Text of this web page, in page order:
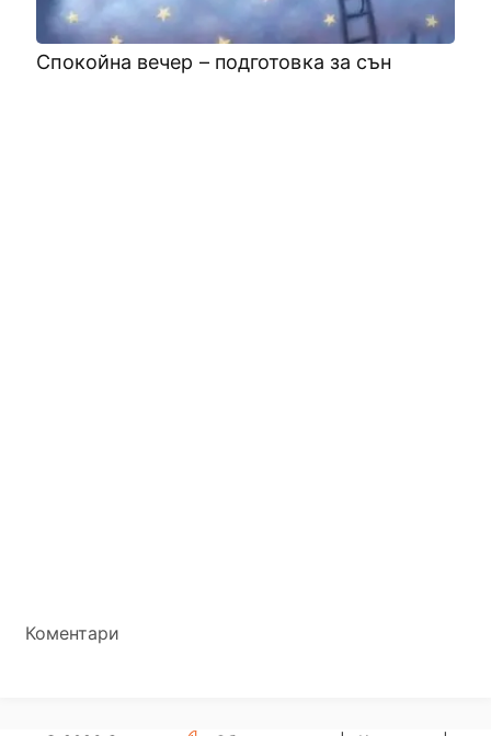
Спокойна вечер – подготовка за сън
Коментари